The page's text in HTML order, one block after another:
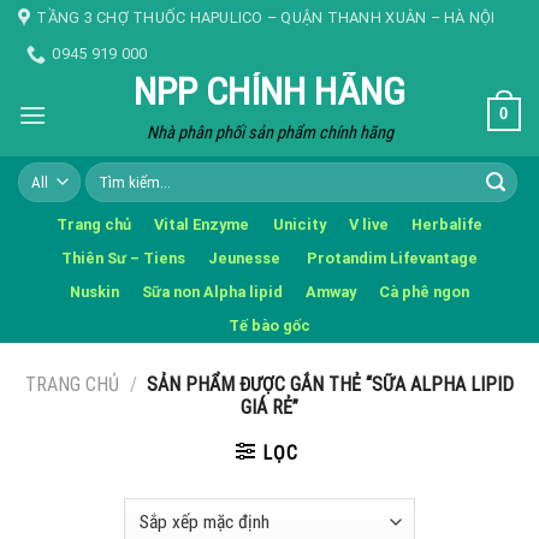
Skip TẦNG 3 CHỢ THUỐC HAPULICO – QUẬN THANH XUÂN – HÀ NỘI
0945 919 000
NPP CHÍNH HÃNG
Nhà phân phối sản phẩm chính hãng
0
Tìm
kiếm:
Trang chủ Vital Enzyme Unicity V live
Herbalife
Thiên Sư – Tiens
Jeunesse
Protandim Lifevantage
Nuskin
Sữa non Alpha lipid Amway
Cà phê ngon
Tế bào gốc
TRANG CHỦ / SẢN PHẨM ĐƯỢC GẮN THẺ “SỮA ALPHA LIPID
GIÁ RẺ”
LỌC